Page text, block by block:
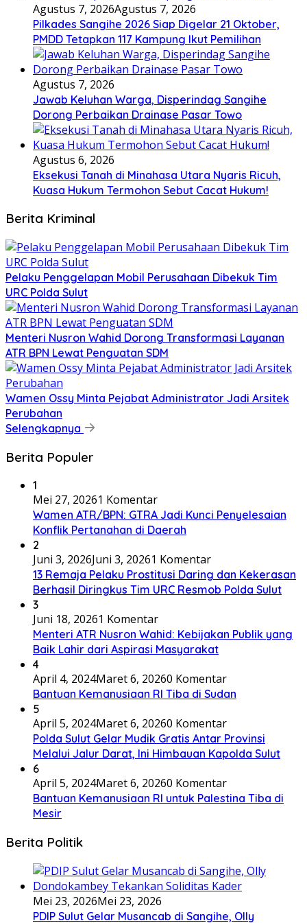
Agustus 7, 2026Agustus 7, 2026
Pilkades Sangihe 2026 Siap Digelar 21 Oktober,
PMDD Tetapkan 117 Kampung Ikut Pemilihan
Agustus 7, 2026
Jawab Keluhan Warga, Disperindag Sangihe
Dorong Perbaikan Drainase Pasar Towo
Agustus 6, 2026
Eksekusi Tanah di Minahasa Utara Nyaris Ricuh,
Kuasa Hukum Termohon Sebut Cacat Hukum!
Berita Kriminal
​Pelaku Penggelapan Mobil Perusahaan Dibekuk Tim
URC Polda Sulut
​Menteri Nusron Wahid Dorong Transformasi Layanan
ATR BPN Lewat Penguatan SDM
Wamen Ossy Minta Pejabat Administrator Jadi Arsitek
Perubahan
Selengkapnya
Berita Populer
1
Mei 27, 20261 Komentar
Wamen ATR/BPN: GTRA Jadi Kunci Penyelesaian
Konflik Pertanahan di Daerah
2
Juni 3, 2026Juni 3, 20261 Komentar
13 Remaja Pelaku Prostitusi Daring dan Kekerasan
Berhasil Diringkus Tim URC Resmob Polda Sulut
3
Juni 18, 20261 Komentar
Menteri ATR Nusron Wahid: Kebijakan Publik yang
Baik Lahir dari Aspirasi Masyarakat
4
April 4, 2024Maret 6, 20260 Komentar
Bantuan Kemanusiaan RI Tiba di Sudan
5
April 5, 2024Maret 6, 20260 Komentar
Polda Sulut Gelar Mudik Gratis Antar Provinsi
Melalui Jalur Darat, Ini Himbauan Kapolda Sulut
6
April 5, 2024Maret 6, 20260 Komentar
Bantuan Kemanusiaan RI untuk Palestina Tiba di
Mesir
Berita Politik
Mei 23, 2026Mei 23, 2026
PDIP Sulut Gelar Musancab di Sangihe, Olly